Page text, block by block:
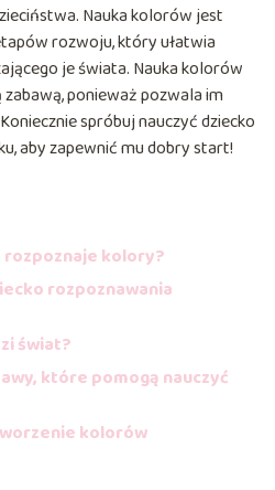
Nauka kolorów jest
rozwoju, który ułatwia
je świata. Nauka kolorów
ponieważ pozwala im
spróbuj nauczyć dziecko
aby zapewnić mu dobry start!
kolory?
rozpoznawania
świat?
które pomogą nauczyć
kolorów